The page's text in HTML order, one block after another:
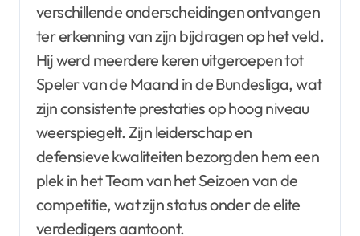
verschillende onderscheidingen ontvangen
ter erkenning van zijn bijdragen op het veld.
Hij werd meerdere keren uitgeroepen tot
Speler van de Maand in de Bundesliga, wat
zijn consistente prestaties op hoog niveau
weerspiegelt. Zijn leiderschap en
defensieve kwaliteiten bezorgden hem een
plek in het Team van het Seizoen van de
competitie, wat zijn status onder de elite
verdedigers aantoont.